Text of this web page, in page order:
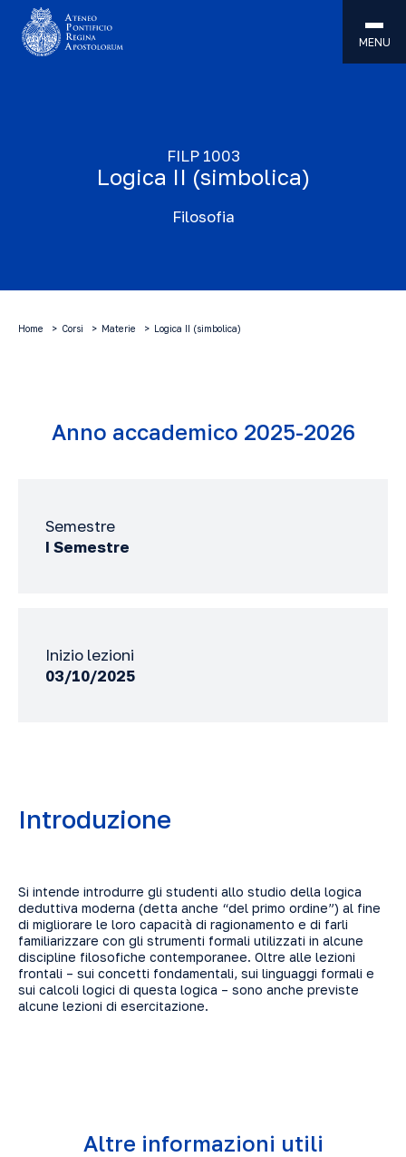
MENU
FILP 1003
Logica II (simbolica)
Filosofia
Home Corsi Materie Logica II (simbolica)
Anno accademico 2025-2026
Semestre
I Semestre
Inizio lezioni
03/10/2025
Introduzione
Si intende introdurre gli studenti allo studio della logica
deduttiva moderna (detta anche “del primo ordine”) al fine
di migliorare le loro capacità di ragionamento e di farli
familiarizzare con gli strumenti formali utilizzati in alcune
discipline filosofiche contemporanee. Oltre alle lezioni
frontali – sui concetti fondamentali, sui linguaggi formali e
sui calcoli logici di questa logica – sono anche previste
alcune lezioni di esercitazione.
Altre informazioni utili